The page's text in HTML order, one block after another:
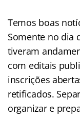
Temos boas
Somente no dia
tiveram
com editais
inscrições
retificados.
organizar e